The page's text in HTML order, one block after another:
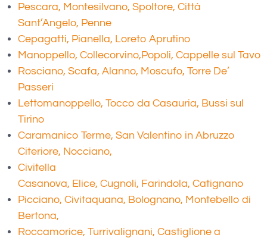
Pescara, Montesilvano, Spoltore, Città
Sant’Angelo, Penne
Cepagatti, Pianella, Loreto Aprutino
Manoppello, Collecorvino,Popoli, Cappelle sul Tavo
Rosciano, Scafa, Alanno, Moscufo, Torre De’
Passeri
Lettomanoppello, Tocco da Casauria, Bussi sul
Tirino
Caramanico Terme, San Valentino in Abruzzo
Citeriore, Nocciano,
Civitella
Casanova, Elice, Cugnoli, Farindola, Catignano
Picciano, Civitaquana, Bolognano, Montebello di
Bertona,
Roccamorice, Turrivalignani, Castiglione a